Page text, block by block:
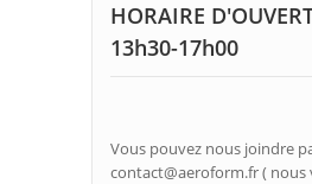
HORAIRE
13h30-17h00
Vous pouvez nous joindre
contact@aeroform.fr (